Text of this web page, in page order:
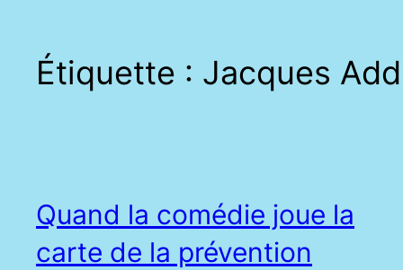
Étiquette : Jacques
Quand la comédie joue la
carte de la prévention